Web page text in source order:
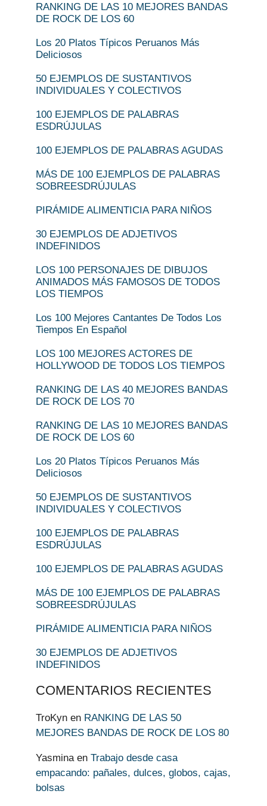
RANKING DE LAS 10 MEJORES BANDAS
DE ROCK DE LOS 60
Los 20 Platos Típicos Peruanos Más
Deliciosos
50 EJEMPLOS DE SUSTANTIVOS
INDIVIDUALES Y COLECTIVOS
100 EJEMPLOS DE PALABRAS
ESDRÚJULAS
100 EJEMPLOS DE PALABRAS AGUDAS
MÁS DE 100 EJEMPLOS DE PALABRAS
SOBREESDRÚJULAS
PIRÁMIDE ALIMENTICIA PARA NIÑOS
30 EJEMPLOS DE ADJETIVOS
INDEFINIDOS
LOS 100 PERSONAJES DE DIBUJOS
ANIMADOS MÁS FAMOSOS DE TODOS
LOS TIEMPOS
Los 100 Mejores Cantantes De Todos Los
Tiempos En Español
LOS 100 MEJORES ACTORES DE
HOLLYWOOD DE TODOS LOS TIEMPOS
RANKING DE LAS 40 MEJORES BANDAS
DE ROCK DE LOS 70
RANKING DE LAS 10 MEJORES BANDAS
DE ROCK DE LOS 60
Los 20 Platos Típicos Peruanos Más
Deliciosos
50 EJEMPLOS DE SUSTANTIVOS
INDIVIDUALES Y COLECTIVOS
100 EJEMPLOS DE PALABRAS
ESDRÚJULAS
100 EJEMPLOS DE PALABRAS AGUDAS
MÁS DE 100 EJEMPLOS DE PALABRAS
SOBREESDRÚJULAS
PIRÁMIDE ALIMENTICIA PARA NIÑOS
30 EJEMPLOS DE ADJETIVOS
INDEFINIDOS
COMENTARIOS RECIENTES
TroKyn en RANKING DE LAS 50
MEJORES BANDAS DE ROCK DE LOS 80
Yasmina en Trabajo desde casa
empacando: pañales, dulces, globos, cajas,
bolsas